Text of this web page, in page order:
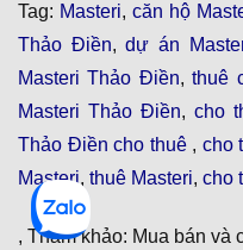
Tag: Masteri,căn hộ
Thảo Điền,dự án
Masteri Thảo Điền,thuê
Masteri Thảo Điền, cho
Thảo Điền cho thuê , cho
Masteri, thuê Masteri, cho
, Tham khảo: Mua bán và